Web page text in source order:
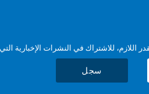
اللازم، للاشتراك في النشرات الإخبارية التي
سجل